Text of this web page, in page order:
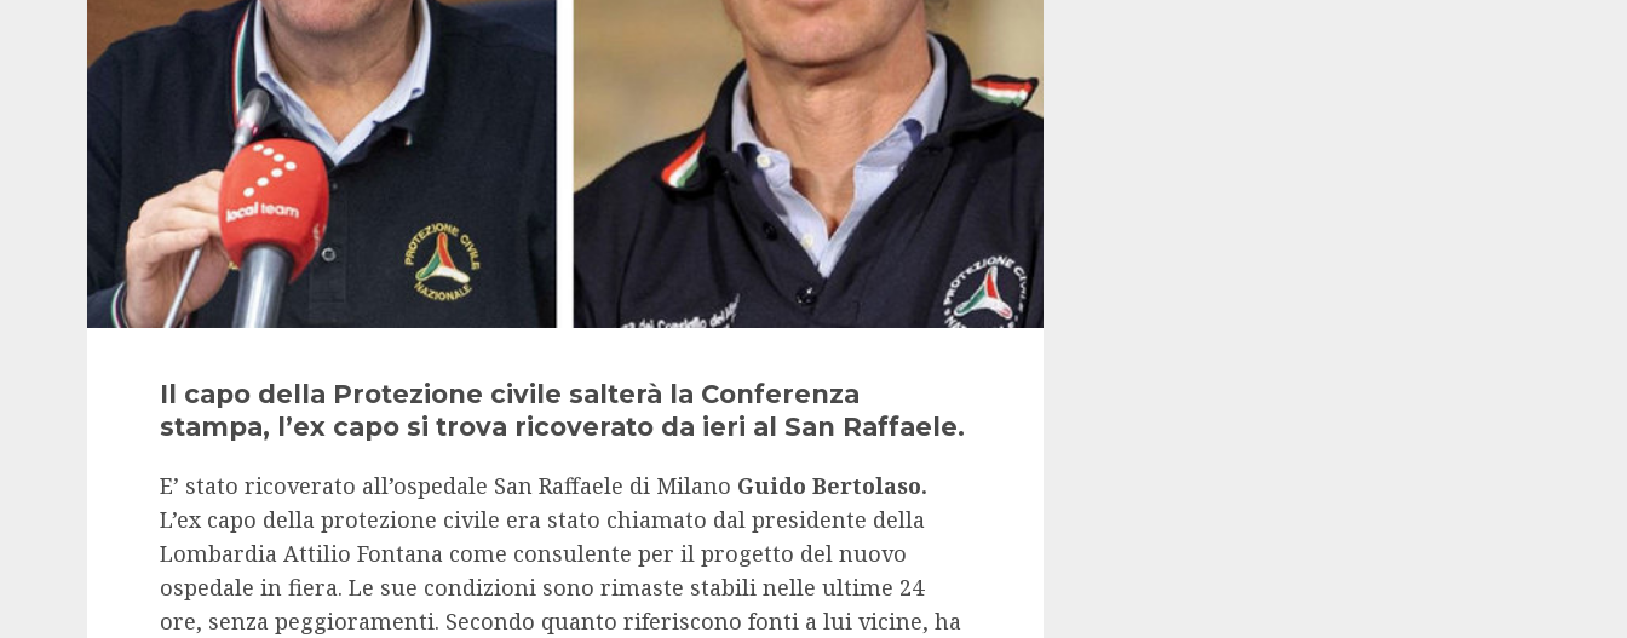
Il capo della Protezione civile salterà la Conferenza
stampa, l’ex capo si trova ricoverato da ieri al San Raffaele.
E’ stato ricoverato all’ospedale San Raffaele di Milano Guido Bertolaso.
L’ex capo della protezione civile era stato chiamato dal presidente della
Lombardia Attilio Fontana come consulente per il progetto del nuovo
ospedale in fiera. Le sue condizioni sono rimaste stabili nelle ultime 24
ore, senza peggioramenti. Secondo quanto riferiscono fonti a lui vicine, ha